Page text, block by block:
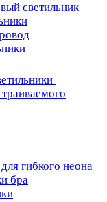
светильник
гибкого неона
бра